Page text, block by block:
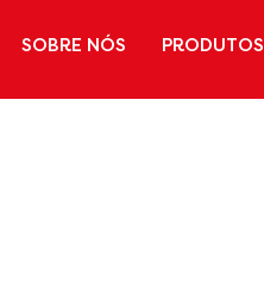
SOBRE NÓS PRODUTOS